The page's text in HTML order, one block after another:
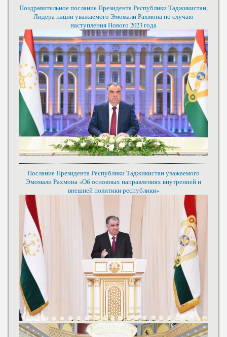
Поздравительное послание Президента Республики Таджикистан,
Лидера нации уважаемого Эмомали Рахмона по случаю
наступления Нового 2023 года
Послание Президента Республики Таджикистан уважаемого
Эмомали Рахмона «Об основных направлениях внутренней и
внешней политики республики»